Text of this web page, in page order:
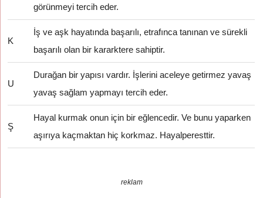
görünmeyi tercih eder.
K
İş ve aşk hayatında başarılı, etrafınca tanınan ve sürekli
başarılı olan bir kararktere sahiptir.
U
Durağan bir yapısı vardır. İşlerini aceleye getirmez yavaş
yavaş sağlam yapmayı tercih eder.
Ş
Hayal kurmak onun için bir eğlencedir. Ve bunu yaparken
aşırıya kaçmaktan hiç korkmaz. Hayalperesttir.
reklam